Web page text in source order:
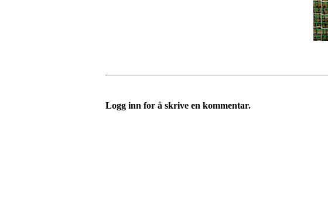
Logg inn for å skrive en kommentar.